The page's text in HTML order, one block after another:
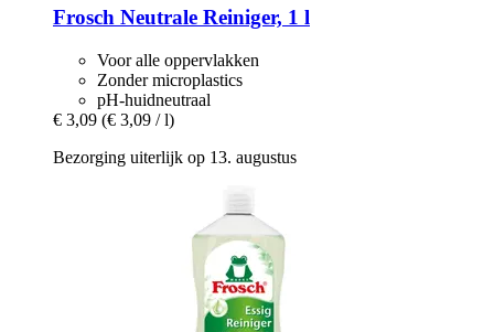
Frosch Neutrale Reiniger, 1 l
Voor alle oppervlakken
Zonder microplastics
pH-huidneutraal
€ 3,09 (€ 3,09 / l)
Bezorging uiterlijk op 13. augustus